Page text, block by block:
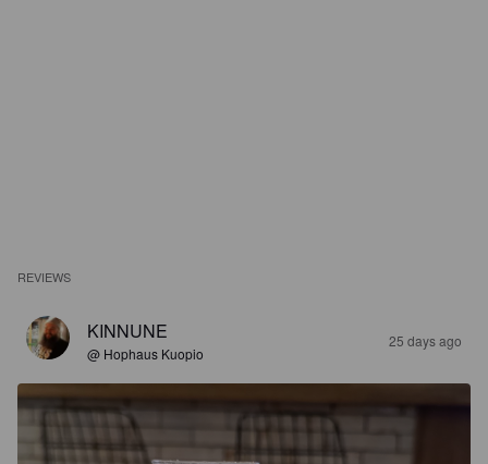
REVIEWS
KINNUNE
@ Hophaus Kuopio
25 days ago